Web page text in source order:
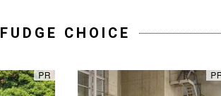
FUDGE CHOICE